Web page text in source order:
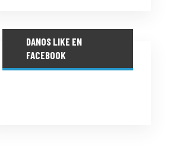
DANOS LIKE EN
FACEBOOK